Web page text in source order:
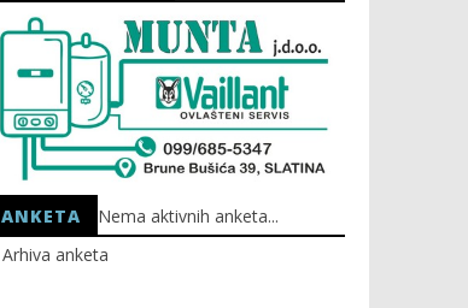
HEP: Bez struje
01.03.2021.
ANKETA
Nema aktivnih anketa...
Arhiva anketa